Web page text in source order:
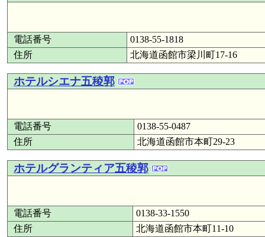
電話番号
0138-55-1818
住所
北海道函館市梁川町17-16
ホテルシエナ五稜郭
電話番号
0138-55-0487
住所
北海道函館市本町29-23
ホテルグランティア五稜郭
電話番号
0138-33-1550
住所
北海道函館市本町11-10